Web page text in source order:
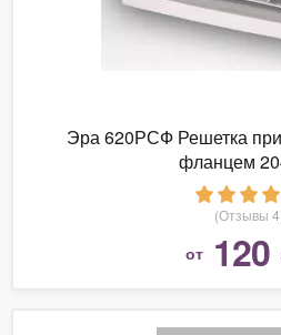
Эра 620РСФ Решетка
фланцем
(Отзывы
от 120